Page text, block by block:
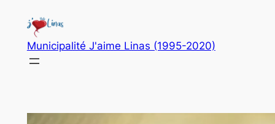
contenuMunicipalité J'aime Linas (1995-2020)